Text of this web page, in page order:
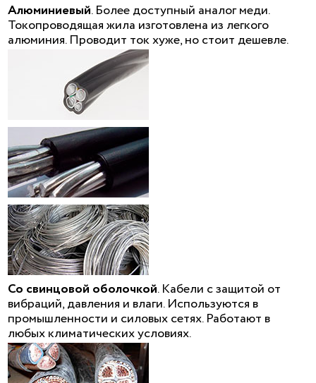
Алюминиевый. Более доступный аналог меди.
Токопроводящая жила изготовлена из легкого
алюминия. Проводит ток хуже, но стоит дешевле.
Со свинцовой оболочкой. Кабели с защитой от
вибраций, давления и влаги. Используются в
промышленности и силовых сетях. Работают в
любых климатических условиях.